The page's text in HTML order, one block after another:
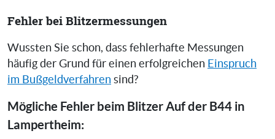
Fehler bei Blitzermessungen
Wussten Sie schon, dass fehlerhafte Messungen
häufig der Grund für einen erfolgreichen Einspruch
im Bußgeldverfahren sind?
Mögliche Fehler beim Blitzer Auf der B44 in
Lampertheim: